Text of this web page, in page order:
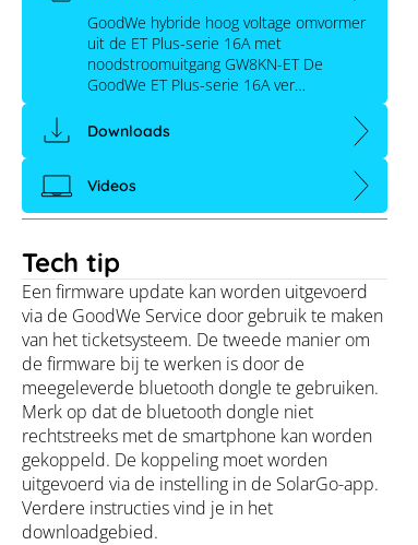
Tech tip
Een firmware update kan worden uitgevoerd
via de GoodWe Service door gebruik te maken
van het ticketsysteem. De tweede manier om
de firmware bij te werken is door de
meegeleverde bluetooth dongle te gebruiken.
Merk op dat de bluetooth dongle niet
rechtstreeks met de smartphone kan worden
gekoppeld. De koppeling moet worden
uitgevoerd via de instelling in de SolarGo-app.
Verdere instructies vind je in het
downloadgebied.
GoodWe hybride hoog voltage omvormer
uit de ET Plus-serie 16A met
noodstroomuitgang GW8KN-ET De
GoodWe ET Plus-serie 16A ver…
Downloads
Videos